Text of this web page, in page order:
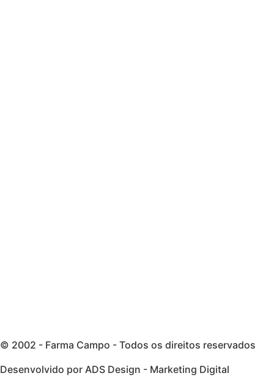
© 2002 - Farma Campo - Todos os direitos reservados
Desenvolvido por ADS Design - Marketing Digital